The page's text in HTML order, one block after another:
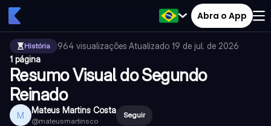
Abra o App
História 964 visualizações·Atualizado 19 de jul. de 2026·
1 página
Resumo Visual do Segundo
Reinado
M Mateus Martins Costa
@mateusmartinsco
Seguir